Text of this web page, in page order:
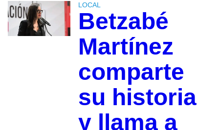
LOCAL
Betzabé
Martínez
comparte
su historia
y llama a